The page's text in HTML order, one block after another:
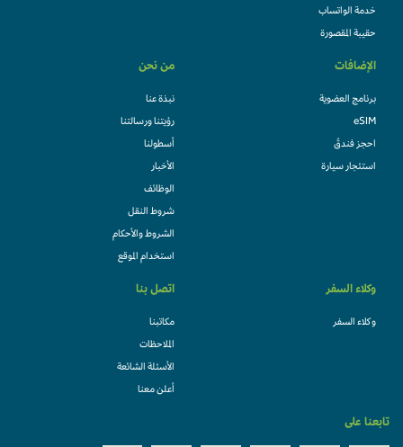
خدمة الواتساب
حقيبة المقصورة
الإضافات
برنامج العضوية
eSIM
احجز فندقً
استئجار سيارة
من نحن
نبذة عنا
رؤيتنا ورسالتنا
أسطولنا
الأخبار
الوظائف
شروط النقل
الشروط والأحكام
استخدام الموقع
وكلاء السفر
وكلاء السفر
اتصل بنا
مكاتبنا
الملاحظات
الأسئلة الشائعة
أعلن معنا
تابعنا على